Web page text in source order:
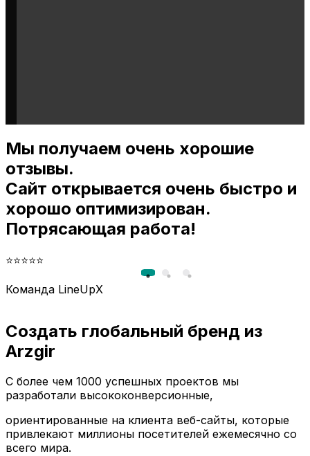
Мы получаем очень хорошие
отзывы.
Сайт открывается очень быстро и
хорошо оптимизирован.
Потрясающая работа!
⭐⭐⭐⭐⭐
Команда LineUpX
Создать глобальный бренд из
Arzgir
С более чем 1000 успешных проектов мы
разработали высококонверсионные,
ориентированные на клиента веб-сайты, которые
привлекают миллионы посетителей ежемесячно со
всего мира.